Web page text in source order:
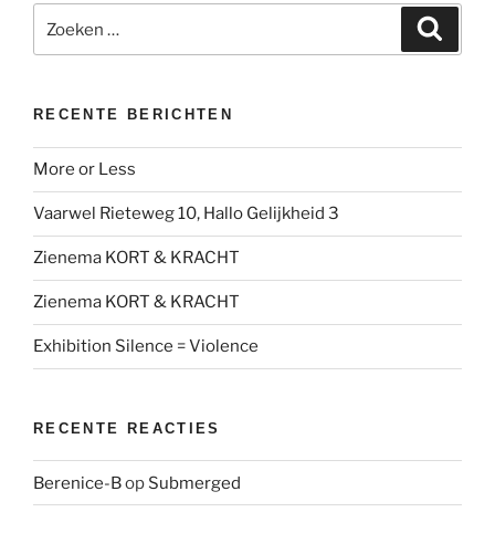
naar:
RECENTE BERICHTEN
More or Less
Vaarwel Rieteweg 10, Hallo Gelijkheid 3
Zienema KORT & KRACHT
Zienema KORT & KRACHT
Exhibition Silence = Violence
RECENTE REACTIES
Berenice-Bop Submerged